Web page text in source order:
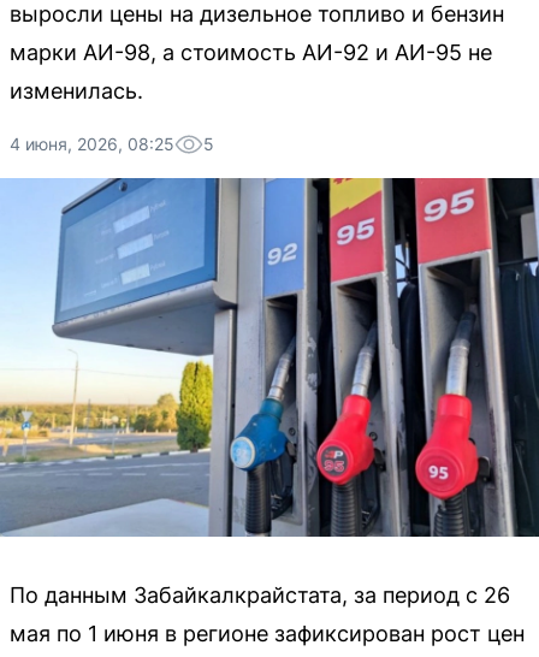
выросли цены на дизельное топливо и бензин
марки АИ-98, а стоимость АИ-92 и АИ-95 не
изменилась.
4 июня, 2026, 08:25 5
По данным Забайкалкрайстата, за период с 26
мая по 1 июня в регионе зафиксирован рост цен